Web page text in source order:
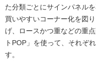
た分類ごとにサインパネル
買いやすいコーナー化を図
げ、ロースかつ重などの重
トPOP」を使って、それぞ
す。